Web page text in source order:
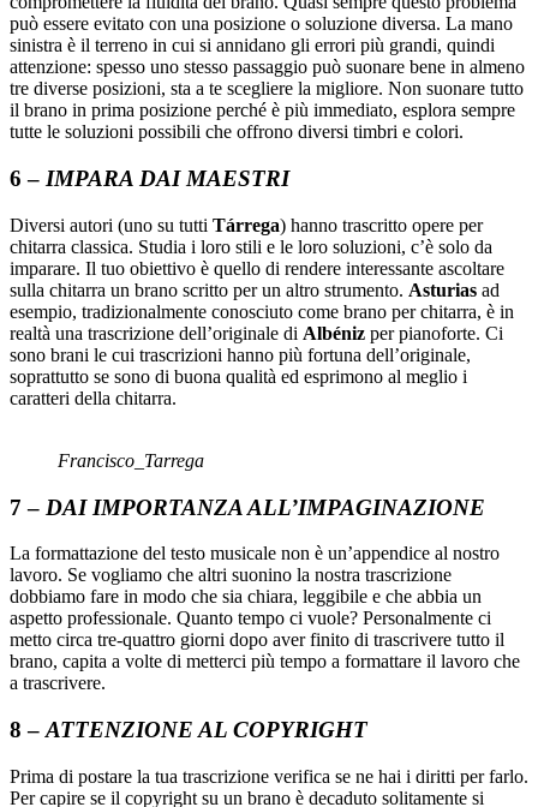
può essere evitato con una posizione o soluzione diversa. La mano
sinistra è il terreno in cui si annidano gli errori più grandi, quindi
attenzione: spesso uno stesso passaggio può suonare bene in almeno
tre diverse posizioni, sta a te scegliere la migliore. Non suonare tutto
il brano in prima posizione perché è più immediato, esplora sempre
tutte le soluzioni possibili che offrono diversi timbri e colori.
6 – IMPARA DAI MAESTRI
Diversi autori (uno su tutti Tárrega) hanno trascritto opere per
chitarra classica. Studia i loro stili e le loro soluzioni, c’è solo da
imparare. Il tuo obiettivo è quello di rendere interessante ascoltare
sulla chitarra un brano scritto per un altro strumento. Asturias ad
esempio, tradizionalmente conosciuto come brano per chitarra, è in
realtà una trascrizione dell’originale di Albéniz per pianoforte. Ci
sono brani le cui trascrizioni hanno più fortuna dell’originale,
soprattutto se sono di buona qualità ed esprimono al meglio i
caratteri della chitarra.
Francisco_Tarrega
7 – DAI IMPORTANZA ALL’IMPAGINAZIONE
La formattazione del testo musicale non è un’appendice al nostro
lavoro. Se vogliamo che altri suonino la nostra trascrizione
dobbiamo fare in modo che sia chiara, leggibile e che abbia un
aspetto professionale. Quanto tempo ci vuole? Personalmente ci
metto circa tre-quattro giorni dopo aver finito di trascrivere tutto il
brano, capita a volte di metterci più tempo a formattare il lavoro che
a trascrivere.
8 – ATTENZIONE AL COPYRIGHT
Prima di postare la tua trascrizione verifica se ne hai i diritti per farlo.
Per capire se il copyright su un brano è decaduto solitamente si